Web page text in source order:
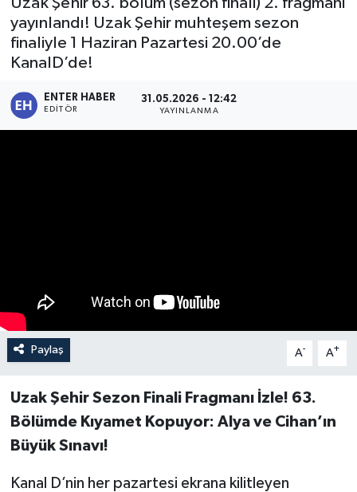
yayınlandı! Uzak Şehir muhteşem sezon
finaliyle 1 Haziran Pazartesi 20.00’de
KanalD’de!
ENTER HABER
EDITÖR
31.05.2026 - 12:42
YAYINLANMA
Paylaş A- A+
Uzak Şehir Sezon Finali Fragmanı İzle! 63.
Bölümde Kıyamet Kopuyor: Alya ve Cihan’ın
Büyük Sınavı!
Kanal D’nin her pazartesi ekrana kilitleyen
SPOR
KÜLTÜR SANAT
FRAGMANLAR